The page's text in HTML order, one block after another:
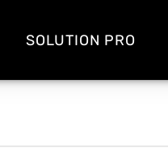
SOLUTION PRO